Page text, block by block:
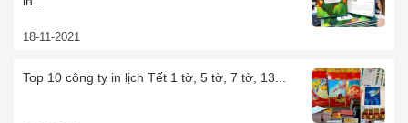
18-11-2021
Top 10 công ty in lịch Tết 1 tờ, 5 tờ, 7 tờ, 13...